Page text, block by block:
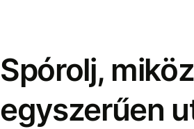
Spórolj,
egyszerűen